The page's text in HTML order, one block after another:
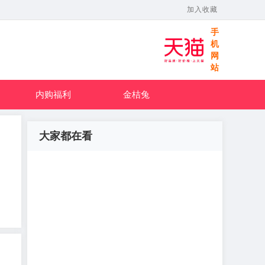
加入收藏
手
机
网
站
内购福利 金桔兔
大家都在看